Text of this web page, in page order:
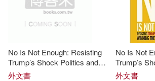
No Is Not Enough: Resisting
Trump’s Shock Politics and
Winning the World We Need
外文書
No Is Not
Trump’s
Winning
外文書